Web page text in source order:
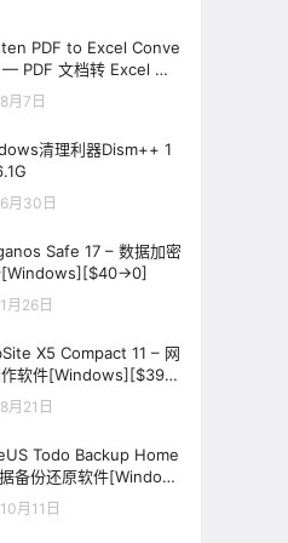
PDF to Excel Conve
PDF 文档转 Excel 文
月7日
清理利器Dism++ 1
月30日
Safe 17 – 数据加密
[Windows][$40→0]
月26日
X5 Compact 11 – 网
软件[Windows][$39.9
月21日
Todo Backup Home
备份还原软件[Window
月11日